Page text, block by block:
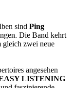
sind Ping
Die Band kehrt
zwei neue
angesehen
LISTENING